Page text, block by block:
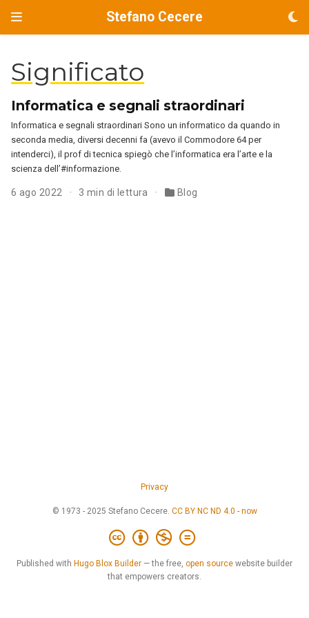
Stefano Cecere
Significato
Informatica e segnali straordinari
Informatica e segnali straordinari Sono un informatico da quando in
seconda media, diversi decenni fa (avevo il Commodore 64 per
intenderci), il prof di tecnica spiegò che l’informatica era l’arte e la
scienza dell’#informazione.
6 ago 2022 3 min di lettura Blog
Privacy
© 1973 - 2025 Stefano Cecere. CC BY NC ND 4.0 - now
Published with Hugo Blox Builder — the free, open source website builder
that empowers creators.